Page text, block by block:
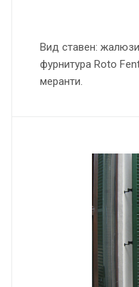
Вид ставен:
фурнитура Roto
меранти.